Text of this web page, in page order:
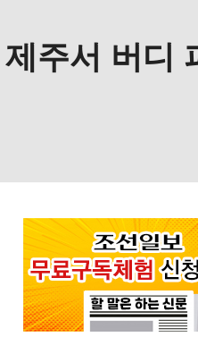
주서 버디